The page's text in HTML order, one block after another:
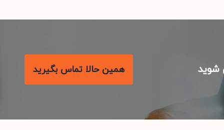
همین حالا تماس بگیرید